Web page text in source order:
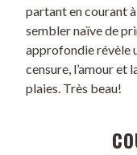
partant en courant
sembler naïve de
approfondie révèle
censure, l’amour et
plaies. Très beau!